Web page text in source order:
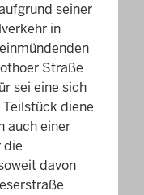
seiner
in
Straße
sei eine sich
diene
auch einer
die
davon